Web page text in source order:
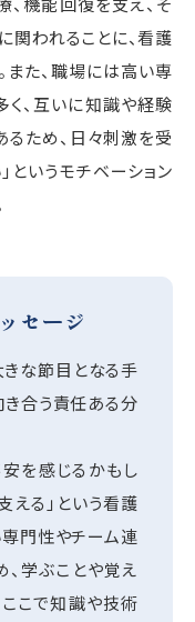
関われることに、看護
また、職場には高い専
、互いに知識や経験
ため、日々刺激を受
というモチベーション
セージ
な節目となる手
合う責任ある分
を感じるかもし
える」という看護
門性やチーム連
学ぶことや覚え
こで知識や技術